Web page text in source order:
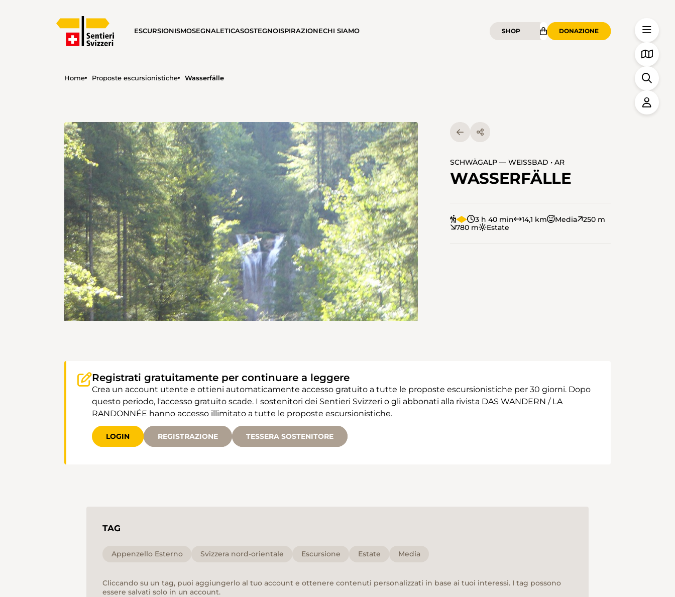
ESCURSIONISMOSEGNALETICASOSTEGNOISPIRAZIONECHI SIAMO SHOP DONAZIONE
Home Proposte escursionistiche Wasserfälle
SCHWÄGALP — WEISSBAD • AR
WASSERFÄLLE
3 h 40 min 14,1 km Media
250 m
780 m
Estate
Registrati gratuitamente per continuare a leggere
Crea un account utente e ottieni automaticamente accesso gratuito a tutte le proposte escursionistiche per 30 giorni. Dopo
questo periodo, l'accesso gratuito scade. I sostenitori dei Sentieri Svizzeri o gli abbonati alla rivista DAS WANDERN / LA
RANDONNÉE hanno accesso illimitato a tutte le proposte escursionistiche.
LOGIN REGISTRAZIONE TESSERA SOSTENITORE
TAG
Appenzello Esterno Svizzera nord-orientale Escursione Estate Media
Cliccando su un tag, puoi aggiungerlo al tuo account e ottenere contenuti personalizzati in base ai tuoi interessi. I tag possono
essere salvati solo in un account.